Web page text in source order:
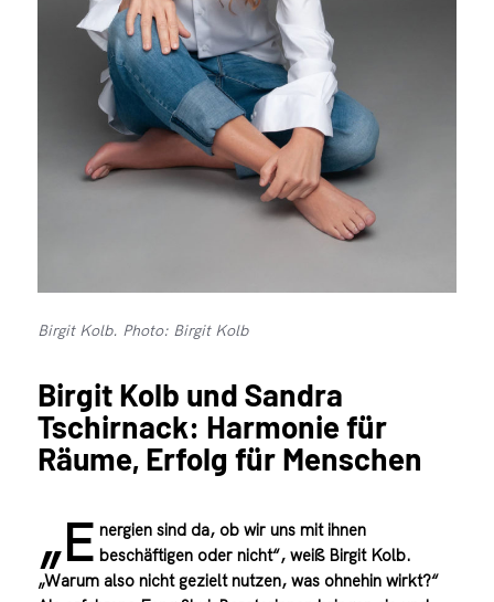
Birgit Kolb. Photo: Birgit Kolb
Birgit Kolb und Sandra
Tschirnack: Harmonie für
Räume, Erfolg für Menschen
„E nergien sind da, ob wir uns mit ihnen
beschäftigen oder nicht“, weiß Birgit Kolb.
„Warum also nicht gezielt nutzen, was ohnehin wirkt?“